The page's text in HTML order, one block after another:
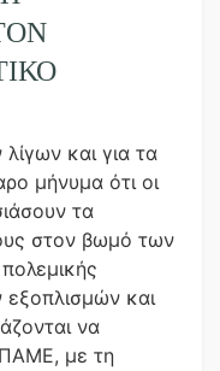
και για τα
μήνυμα ότι οι
τα
στον βωμό των
εξοπλισμών και
να
ΠΑΜΕ, με τη